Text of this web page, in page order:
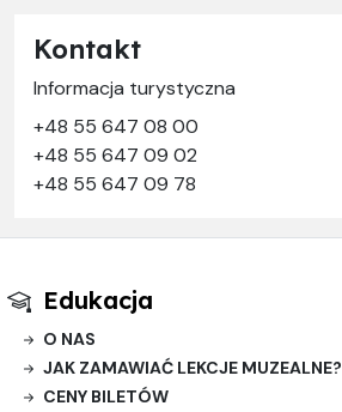
Kontakt
Informacja turystyczna
+48 55 647 08 00
+48 55 647 09 02
+48 55 647 09 78
Edukacja
O NAS
JAK ZAMAWIAĆ LEKCJE MUZEALNE?
CENY BILETÓW